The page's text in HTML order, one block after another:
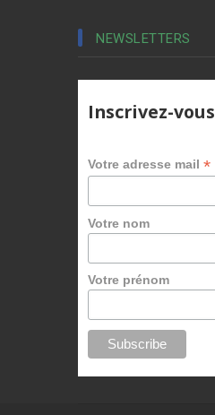
NEWSLETTERS
Inscrivez-vous
Votre adresse mail*
Votre nom
Votre prénom